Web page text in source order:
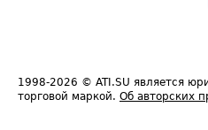
1998-2026 © ATI.SU является
торговой маркой. Об авторских